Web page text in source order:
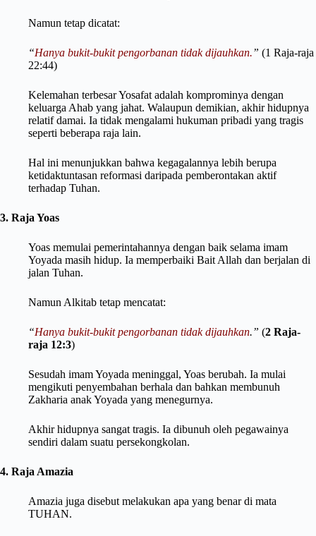
Namun tetap dicatat:
“Hanya bukit-bukit pengorbanan tidak dijauhkan.” (1 Raja-raja
22:44)
Kelemahan terbesar Yosafat adalah komprominya dengan
keluarga Ahab yang jahat. Walaupun demikian, akhir hidupnya
relatif damai. Ia tidak mengalami hukuman pribadi yang tragis
seperti beberapa raja lain.
Hal ini menunjukkan bahwa kegagalannya lebih berupa
ketidaktuntasan reformasi daripada pemberontakan aktif
terhadap Tuhan.
3. Raja Yoas
Yoas memulai pemerintahannya dengan baik selama imam
Yoyada masih hidup. Ia memperbaiki Bait Allah dan berjalan di
jalan Tuhan.
Namun Alkitab tetap mencatat:
“Hanya bukit-bukit pengorbanan tidak dijauhkan.” (2 Raja-
raja 12:3)
Sesudah imam Yoyada meninggal, Yoas berubah. Ia mulai
mengikuti penyembahan berhala dan bahkan membunuh
Zakharia anak Yoyada yang menegurnya.
Akhir hidupnya sangat tragis. Ia dibunuh oleh pegawainya
sendiri dalam suatu persekongkolan.
4. Raja Amazia
Amazia juga disebut melakukan apa yang benar di mata
TUHAN.